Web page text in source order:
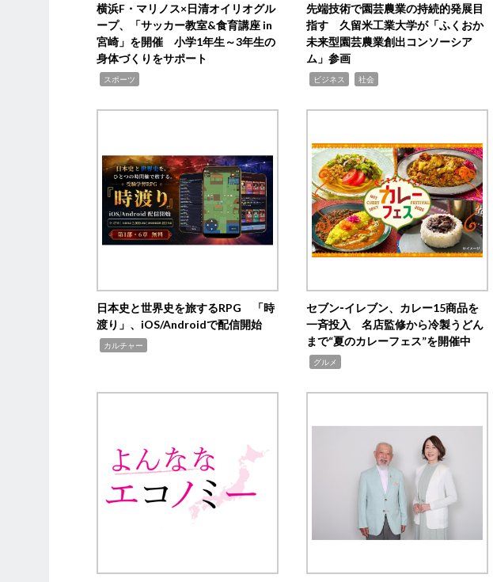
横浜F・マリノス×日清オイリオグル
ープ、「サッカー教室&食育講座 in
宮崎」を開催 小学1年生～3年生の
身体づくりをサポート
スポーツ
先端技術で園芸農業の持続的発展目
指す 久留米工業大学が「ふくおか
未来型園芸農業創出コンソーシア
ム」参画
ビジネス 社会
日本史と世界史を旅するRPG 「時
渡り」、iOS/Androidで配信開始
カルチャー
セブン‐イレブン、カレー15商品を
一斉投入 名店監修から冷製うどん
まで“夏のカレーフェス”を開催中
グルメ